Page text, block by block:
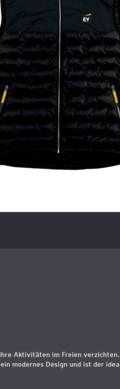
Aktivitäten im Freien
modernes Design und ist der